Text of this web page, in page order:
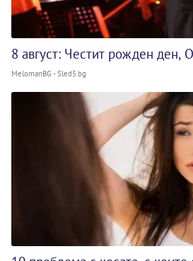
8 август: Честит рожден ден,
MelomanBG - Sled5.bg